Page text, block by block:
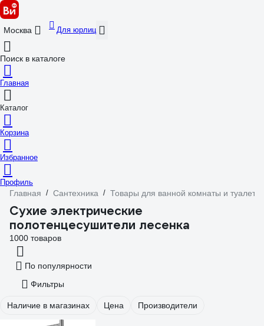
Москва Для юрлиц
Поиск в каталоге
Главная
Каталог
Корзина
Избранное
Профиль
Главная / Сантехника / Товары для ванной комнаты и туалета
Сухие электрические
полотенцесушители лесенка
1000 товаров
По популярности
Фильтры
Наличие в магазинах Цена Производители